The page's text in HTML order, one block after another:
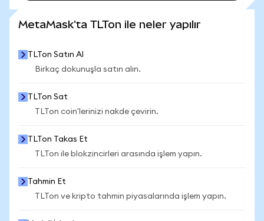
MetaMask'ta TLTon ile neler yapılır
TLTon Satın Al
Birkaç dokunuşla satın alın.
TLTon Sat
TLTon coin'lerinizi nakde çevirin.
TLTon Takas Et
TLTon ile blokzincirleri arasında işlem yapın.
Tahmin Et
TLTon ve kripto tahmin piyasalarında işlem yapın.